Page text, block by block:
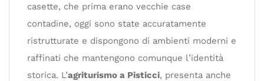
casette, che prima erano vecchie case
contadine, oggi sono state accuratamente
ristrutturate e dispongono di ambienti moderni e
raffinati che mantengono comunque l’identità
storica. L’agriturismo a Pisticci, presenta anche